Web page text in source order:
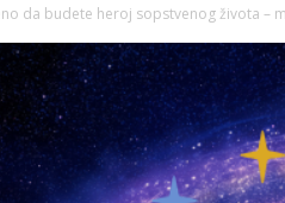
da budete heroj sopstvenog života –